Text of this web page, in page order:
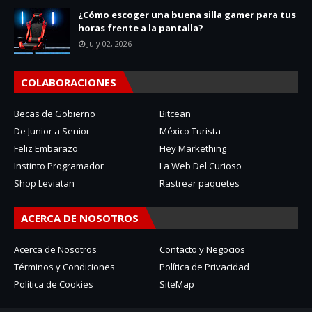
¿Cómo escoger una buena silla gamer para tus
horas frente a la pantalla?
July 02, 2026
COLABORACIONES
Becas de Gobierno
Bitcean
De Junior a Senior
México Turista
Feliz Embarazo
Hey Markething
Instinto Programador
La Web Del Curioso
Shop Leviatan
Rastrear paquetes
ACERCA DE NOSOTROS
Acerca de Nosotros
Contacto y Negocios
Términos y Condiciones
Política de Privacidad
Política de Cookies
SiteMap